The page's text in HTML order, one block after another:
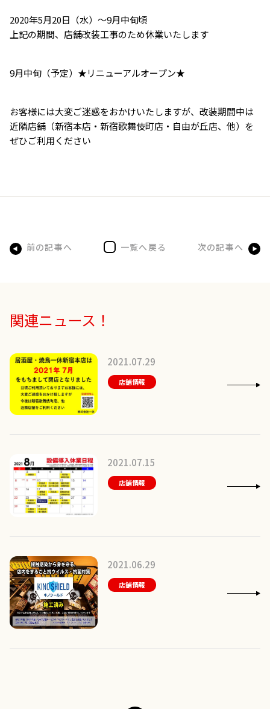
2020年5月20日（水）～9月中旬頃
上記の期間、店舗改装工事のため休業いたします
9月中旬（予定）★リニューアルオープン★
お客様には大変ご迷惑をおかけいたしますが、改装期間中は
近隣店舗（新宿本店・新宿歌舞伎町店・自由が丘店、他）を
ぜひご利用ください
前の記事へ 一覧へ戻る 次の記事へ
関連ニュース！
2021.07.29
店舗情報
2021.07.15
店舗情報
2021.06.29
店舗情報